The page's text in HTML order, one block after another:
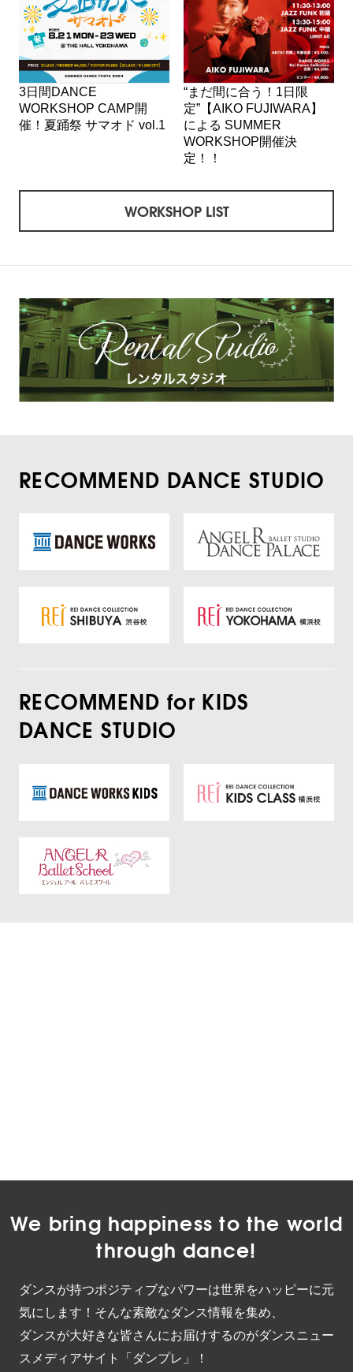
3日間DANCE
WORKSHOP CAMP開
催！夏踊祭 サマオド vol.1
“まだ間に合う！1日限
定”【AIKO FUJIWARA】
による SUMMER
WORKSHOP開催決
定！！
WORKSHOP LIST
RECOMMEND DANCE STUDIO
RECOMMEND for KIDS
DANCE STUDIO
We bring happiness to the world
through dance!
ダンスが持つポジティブなパワーは世界をハッピーに元
気にします！そんな素敵なダンス情報を集め、
ダンスが大好きな皆さんにお届けするのがダンスニュー
スメディアサイト「ダンプレ」！